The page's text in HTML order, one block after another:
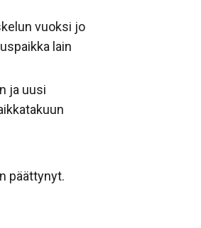
vuoksi jo
lain
ja uusi
päättynyt.